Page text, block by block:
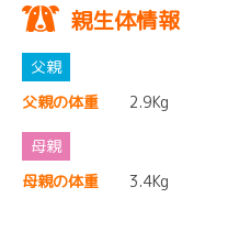
親生体情報
父親の体重 2.9Kg
母親の体重 3.4Kg